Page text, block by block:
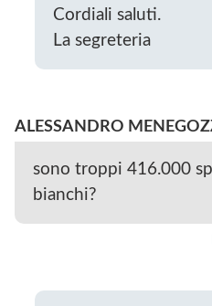
Cordiali saluti.
La segreteria
ALESSANDRO
sono troppi 416.000
bianchi?